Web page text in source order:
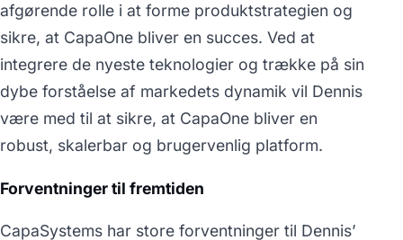
afgørende rolle i at forme produktstrategien og
sikre, at CapaOne bliver en succes. Ved at
integrere de nyeste teknologier og trække på sin
dybe forståelse af markedets dynamik vil Dennis
være med til at sikre, at CapaOne bliver en
robust, skalerbar og brugervenlig platform.
Forventninger til fremtiden
CapaSystems har store forventninger til Dennis’